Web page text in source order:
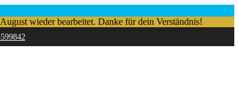
wieder bearbeitet. Danke für dein Verständnis!